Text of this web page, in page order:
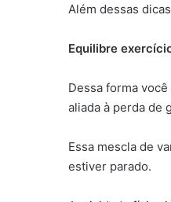
Além dessas
Equilibre
Dessa forma
aliada à perda de
Essa mescla de
estiver parado.